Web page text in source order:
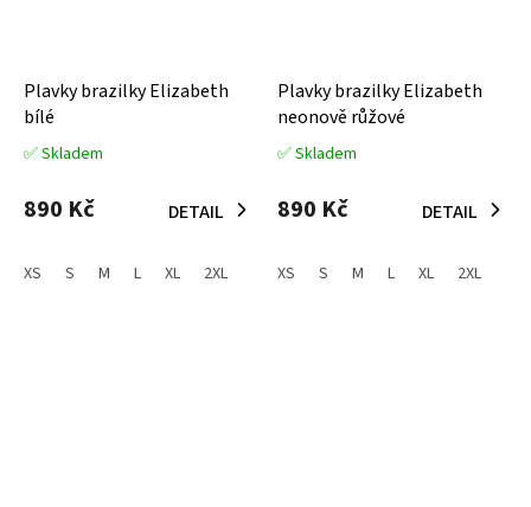
Plavky brazilky Elizabeth
bílé
Průměrné
produktu
je
z
✅ Skladem
890 Kč DETAIL
XS S M L XL 2XL
Plavky brazilky Elizabeth
neonově růžové
Průměrné
produktu
je
z
✅ Skladem
890 Kč DETAIL
XS S M L XL 2XL